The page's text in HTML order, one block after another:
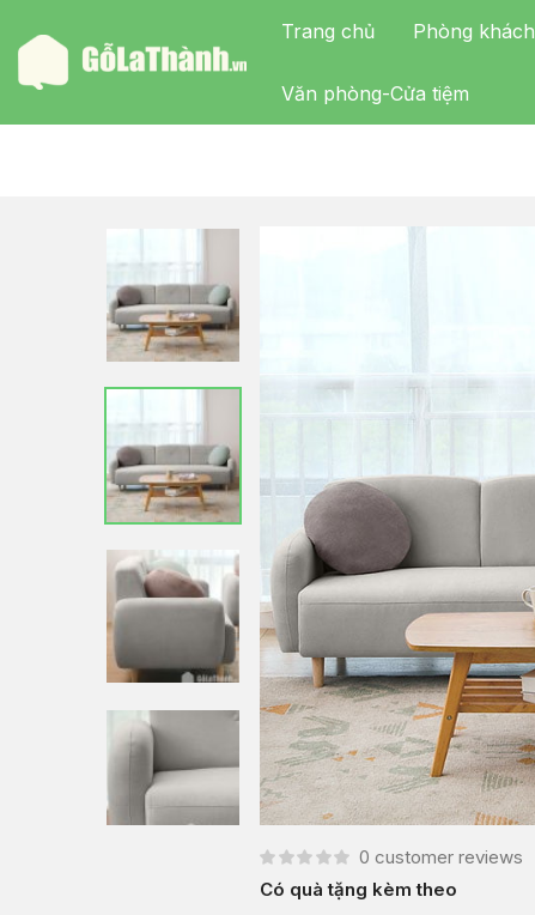
Trang chủ Phòng khách
Văn phòng-Cửa tiệm
0 customer reviews
Có quà tặng kèm theo